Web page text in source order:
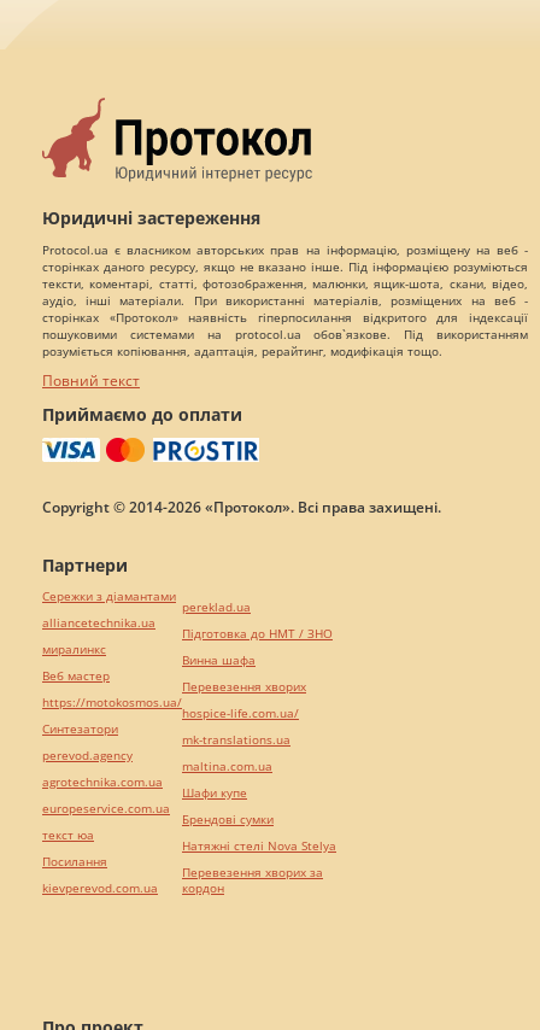
Юридичні застереження
Protocol.ua є власником авторських прав на інформацію, розміщену на веб -
сторінках даного ресурсу, якщо не вказано інше. Під інформацією розуміються
тексти, коментарі, статті, фотозображення, малюнки, ящик-шота, скани, відео,
аудіо, інші матеріали. При використанні матеріалів, розміщених на веб -
сторінках «Протокол» наявність гіперпосилання відкритого для індексації
пошуковими системами на protocol.ua обов`язкове. Під використанням
розуміється копіювання, адаптація, рерайтинг, модифікація тощо.
Повний текст
Приймаємо до оплати
Copyright © 2014-2026 «Протокол». Всі права захищені.
Партнери
Сережки з діамантами
alliancetechnika.ua
миралинкс
Веб мастер
https://motokosmos.ua/
Синтезатори
perevod.agency
agrotechnika.com.ua
europeservice.com.ua
текст юа
Посилання
kievperevod.com.ua
pereklad.ua
Підготовка до НМТ / ЗНО
Винна шафа
Перевезення хворих
hospice-life.com.ua/
mk-translations.ua
maltina.com.ua
Шафи купе
Брендові сумки
Натяжні стелі Nova Stelya
Перевезення хворих за
кордон